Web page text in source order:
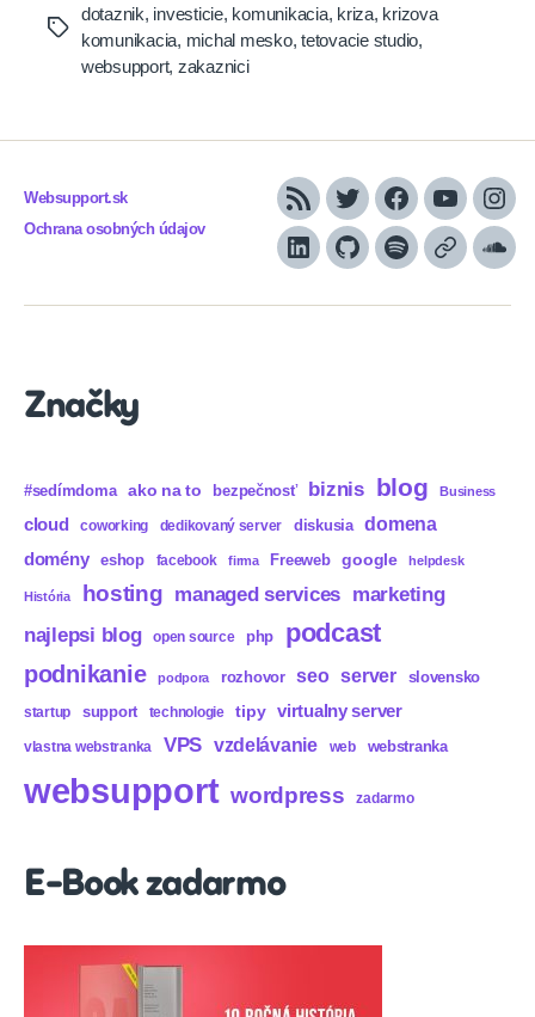
Tags
dotaznik, investicie, komunikacia, kriza, krizova
komunikacia, michal mesko,tetovacie studio,
websupport, zakaznici
Websupport.sk
Ochrana osobných údajov
RSS TwitterFacebook
YouTube
LinkedInGitHubSpotifyApple
Značky
#sedímdoma ako na to bezpečnosť biznis blog Business
cloud coworking dedikovaný server diskusia domena
domény eshop facebook firma Freeweb google helpdesk
História hosting managed services marketing
najlepsi blog open source php podcast
podnikanie podpora rozhovor seo server slovensko
startup support technologie tipy virtualny server
vlastna webstranka VPS vzdelávanie web webstranka
websupport wordpress zadarmo
E-Book zadarmo